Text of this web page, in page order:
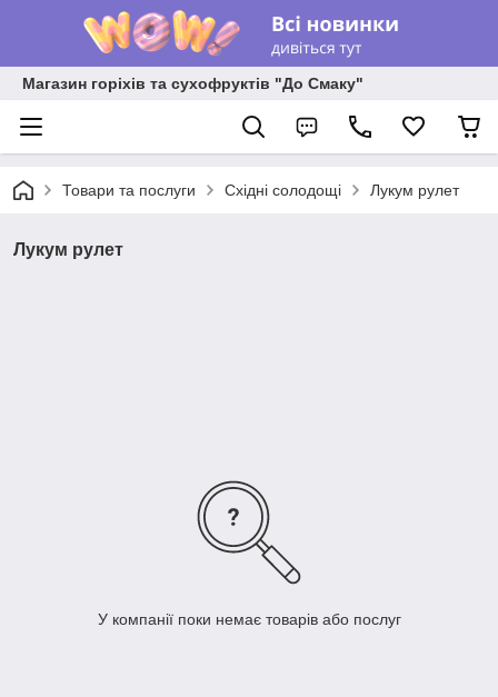
Магазин горіхів та сухофруктів "До Смаку"
Товари та послуги Східні солодощі Лукум рулет
Лукум рулет
У компанії поки немає товарів або послуг